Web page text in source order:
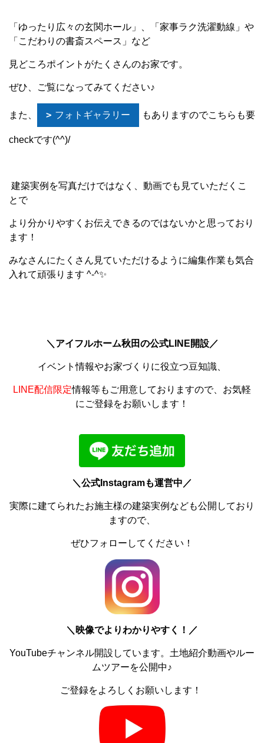
「ゆったり広々の玄関ホール」、「家事ラク洗濯動線」や
「こだわりの書斎スペース」など
見どころポイントがたくさんのお家です。
ぜひ、ご覧になってみてください♪
また、 フォトギャラリー もありますのでこちらも要
checkです(^^)/
建築実例を写真だけではなく、動画でも見ていただくこ
とで
より分かりやすくお伝えできるのではないかと思っており
ます！
みなさんにたくさん見ていただけるように編集作業も気合
入れて頑張ります ^-^✨
＼アイフルホーム秋田の公式LINE開設／
イベント情報やお家づくりに役立つ豆知識、
LINE配信限定情報等もご用意しておりますので、お気軽
にご登録をお願いします！
＼公式Instagramも運営中／
実際に建てられたお施主様の建築実例なども公開しており
ますので、
ぜひフォローしてください！
＼ 映像でよりわかりやすく！／
YouTubeチャンネル開設しています。土地紹介動画やルー
ムツアーを公開中♪
ご登録をよろしくお願いします！